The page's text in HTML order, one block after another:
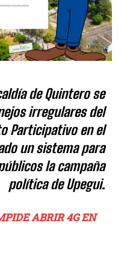
de Quintero se
irregulares del
Participativo en el
un sistema para
la campaña
política de Upegui.
ABRIR 4G EN